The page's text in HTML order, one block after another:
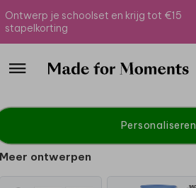
Ontwerp je schoolset en krijg tot €15
stapelkorting
Personaliseren
Meer ontwerpen